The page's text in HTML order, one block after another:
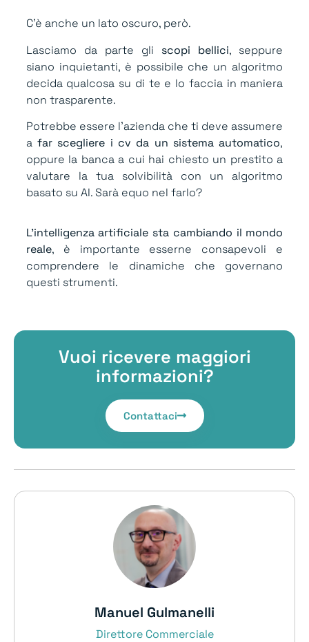
C’è anche un lato oscuro, però.
Lasciamo da parte gli scopi bellici, seppure
siano inquietanti, è possibile che un algoritmo
decida qualcosa su di te e lo faccia in maniera
non trasparente.
Potrebbe essere l’azienda che ti deve assumere
afar scegliere i cv da un sistema automatico,
oppure la banca a cui hai chiesto un prestito a
valutare la tua solvibilità con un algoritmo
basato su AI. Sarà equo nel farlo?
L’intelligenza artificiale sta cambiando il mondo
reale, è importante esserne consapevoli e
comprendere le dinamiche che governano
questi strumenti.
Vuoi ricevere maggiori
informazioni?
Contattaci
Manuel Gulmanelli
Direttore Commerciale